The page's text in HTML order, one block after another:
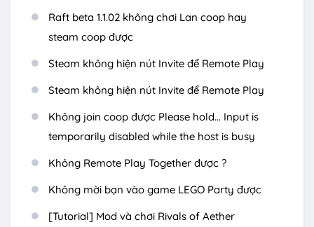
Raft beta 1.1.02 không chơi Lan coop hay
steam coop được
Steam không hiện nút Invite để Remote Play
Steam không hiện nút Invite để Remote Play
Không join coop được Please hold... Input is
temporarily disabled while the host is busy
Không Remote Play Together được ?
Không mời bạn vào game LEGO Party được
[Tutorial] Mod và chơi Rivals of Aether